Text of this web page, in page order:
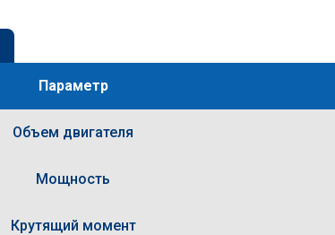
Параметр
Объем двигателя
Мощность
Крутящий момент